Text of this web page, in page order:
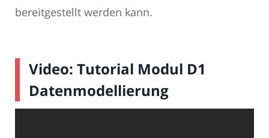
bereitgestellt werden kann.
Video: Tutorial Modul D1
Datenmodellierung